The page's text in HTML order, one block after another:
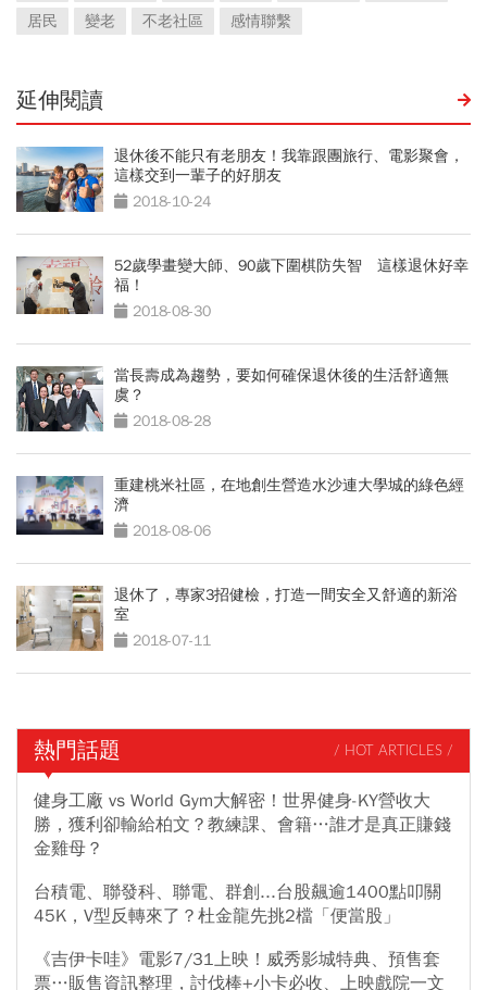
居民
變老 不老社區 感情聯繫
延伸閱讀
退休後不能只有老朋友！我靠跟團旅行、電影聚會，
這樣交到一輩子的好朋友
2018-10-24
52歲學畫變大師、90歲下圍棋防失智 這樣退休好幸
福！
2018-08-30
當長壽成為趨勢，要如何確保退休後的生活舒適無
虞？
2018-08-28
重建桃米社區，在地創生營造水沙連大學城的綠色經
濟
2018-08-06
退休了，專家3招健檢，打造一間安全又舒適的新浴
室
2018-07-11
熱門話題 / HOT ARTICLES /
健身工廠 vs World Gym大解密！世界健身-KY營收大
勝，獲利卻輸給柏文？教練課、會籍…誰才是真正賺錢
金雞母？
台積電、聯發科、聯電、群創...台股飆逾1400點叩關
45K，V型反轉來了？杜金龍先挑2檔「便當股」
《吉伊卡哇》電影7/31上映！威秀影城特典、預售套
票…販售資訊整理，討伐棒+小卡必收、上映戲院一文